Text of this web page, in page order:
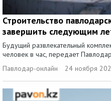
Строительство
завершить следующим
Будущий развлекательный
человек в час, передает
Павлодар-онлайн
24 ноября